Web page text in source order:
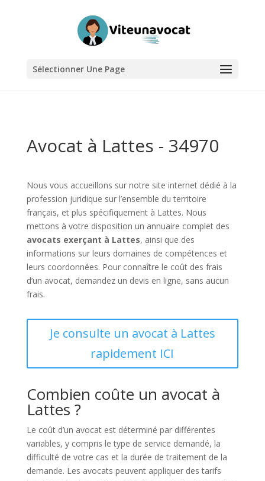
Sélectionner Une Page
Avocat à Lattes - 34970
Nous vous accueillons sur notre site internet dédié à la
profession juridique sur l’ensemble du territoire
français, et plus spécifiquement à Lattes. Nous
mettons à votre disposition un annuaire complet des
avocats exerçant à Lattes, ainsi que des
informations sur leurs domaines de compétences et
leurs coordonnées. Pour connaître le coût des frais
d’un avocat, demandez un devis en ligne, sans aucun
frais.
Je consulte un avocat à Lattes
rapidement ICI
Combien coûte un avocat à
Lattes ?
Le coût d’un avocat est déterminé par différentes
variables, y compris le type de service demandé, la
difficulté de votre cas et la durée de traitement de la
demande. Les avocats peuvent appliquer des tarifs